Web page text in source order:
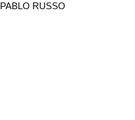
RUSSO